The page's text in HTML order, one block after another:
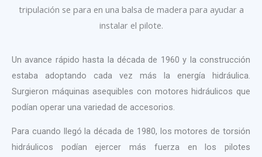
tripulación se para en una balsa de madera para ayudar a
instalar el pilote.
Un avance rápido hasta la década de 1960 y la construcción
estaba adoptando cada vez más la energía hidráulica.
Surgieron máquinas asequibles con motores hidráulicos que
podían operar una variedad de accesorios.
Para cuando llegó la década de 1980, los motores de torsión
hidráulicos podían ejercer más fuerza en los pilotes